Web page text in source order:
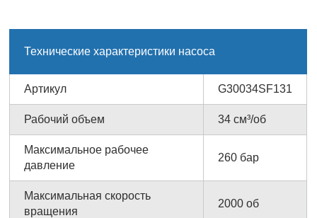
Технические характеристики насоса
Артикул G30034SF131
Рабочий объем 34 см³/об
Максимальное рабочее
давление
260 бар
Максимальная скорость
вращения
2000 об